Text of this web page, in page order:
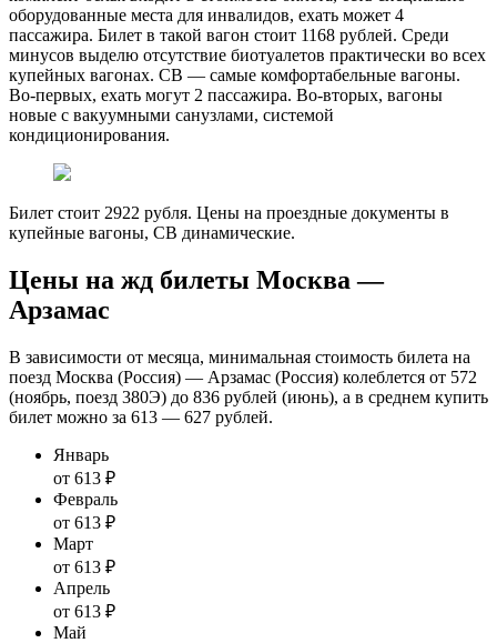
оборудованные места для инвалидов, ехать может 4
пассажира. Билет в такой вагон стоит 1168 рублей. Среди
минусов выделю отсутствие биотуалетов практически во всех
купейных вагонах. СВ — самые комфортабельные вагоны.
Во-первых, ехать могут 2 пассажира. Во-вторых, вагоны
новые с вакуумными санузлами, системой
кондиционирования.
Билет стоит 2922 рубля. Цены на проездные документы в
купейные вагоны, СВ динамические.
Цены на жд билеты Москва —
Арзамас
В зависимости от месяца, минимальная стоимость билета на
поезд Москва (Россия) — Арзамас (Россия) колеблется от 572
(ноябрь, поезд 380Э) до 836 рублей (июнь), а в среднем купить
билет можно за 613 — 627 рублей.
Январь
от 613 ₽
Февраль
от 613 ₽
Март
от 613 ₽
Апрель
от 613 ₽
Май